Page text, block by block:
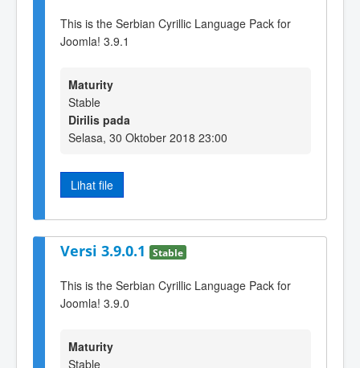
This is the Serbian Cyrillic Language Pack for
Joomla! 3.9.1
Maturity
Stable
Dirilis pada
Selasa, 30 Oktober 2018 23:00
Lihat file
Versi 3.9.0.1 Stable
This is the Serbian Cyrillic Language Pack for
Joomla! 3.9.0
Maturity
Stable